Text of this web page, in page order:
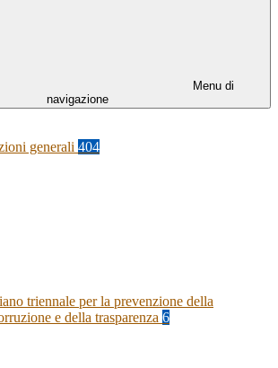
Menu di
navigazione
generali 404
triennale per la prevenzione della
e della trasparenza 6